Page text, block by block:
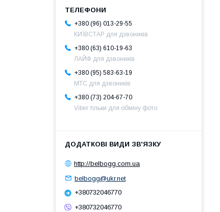
+380 (96) 013-29-55
КИЇВСТАР для дзвоників
+380 (63) 610-19-63
ЛАЙФ для дзвоників
+380 (95) 583-63-19
МТС для дзвоників
+380 (73) 204-67-70
Viber тільки для обміну фото
http://belbogg.com.ua
belbogg@ukr.net
+380732046770
+380732046770